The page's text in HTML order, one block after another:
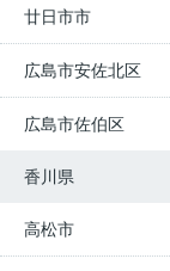
廿日市市
広島市安佐北区
広島市佐伯区
香川県
高松市